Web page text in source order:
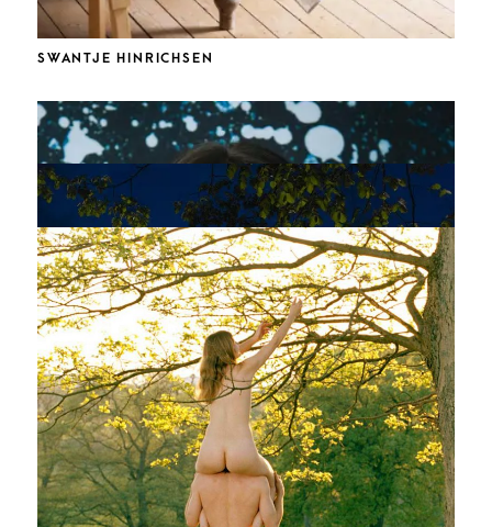
SWANTJE HINRICHSEN